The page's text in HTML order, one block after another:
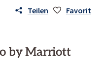
Teilen Favorit
by Marriott